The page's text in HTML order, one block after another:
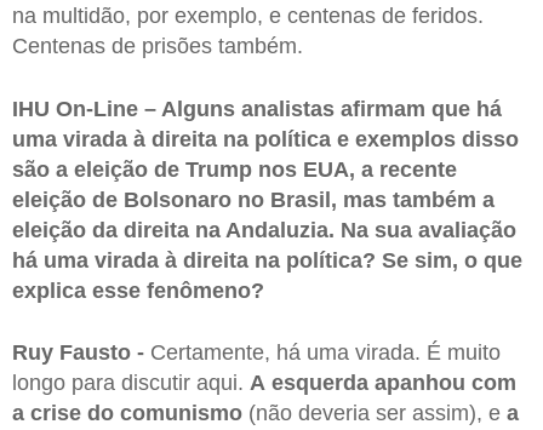
na multidão, por exemplo, e centenas de feridos.
Centenas de prisões também.
IHU On-Line – Alguns analistas afirmam que há
uma virada à direita na política e exemplos disso
são a eleição de Trump nos EUA, a recente
eleição de Bolsonaro no Brasil, mas também a
eleição da direita na Andaluzia. Na sua avaliação
há uma virada à direita na política? Se sim, o que
explica esse fenômeno?
Ruy Fausto - Certamente, há uma virada. É muito
longo para discutir aqui. A esquerda apanhou com
a crise do comunismo (não deveria ser assim), e a